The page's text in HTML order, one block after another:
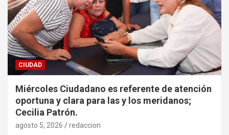
CIUDAD
Miércoles Ciudadano es referente de atención
oportuna y clara para las y los meridanos;
Cecilia Patrón.
agosto 5, 2026 redaccion